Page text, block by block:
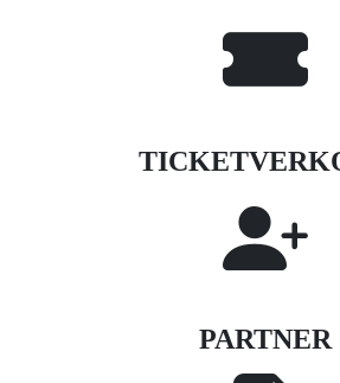
PARTNER